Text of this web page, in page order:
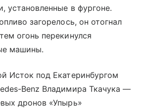
установленные в фургоне.
загорелось, он отогнал
огонь перекинулся
машины.
Исток под Екатеринбургом
Benz Владимира Ткачука —
дронов «Упырь»